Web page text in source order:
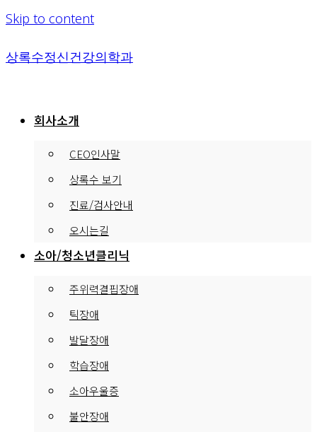
Skip to content
상록수정신건강의학과
회사소개
CEO인사말
상록수 보기
진료/검사안내
오시는길
소아/청소년클리닉
주위력결핍장애
틱장애
발달장애
학습장애
소아우울증
불안장애